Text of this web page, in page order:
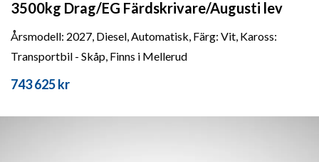
3500kg Drag/EG Färdskrivare/Augusti lev
Årsmodell: 2027, Diesel, Automatisk, Färg: Vit, Kaross:
Transportbil - Skåp, Finns i Mellerud
743 625 kr